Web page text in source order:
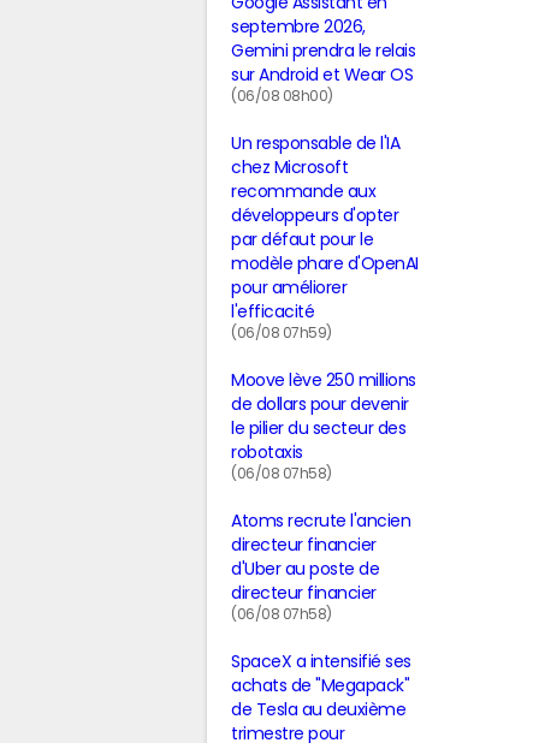
septembre 2026,
Gemini prendra le relais
sur Android et Wear OS
(06/08 08h00)
Un responsable de l'IA
chez Microsoft
recommande aux
développeurs d'opter
par défaut pour le
modèle phare d'OpenAI
pour améliorer
l'efficacité
(06/08 07h59)
Moove lève 250 millions
de dollars pour devenir
le pilier du secteur des
robotaxis
(06/08 07h58)
Atoms recrute l'ancien
directeur financier
d'Uber au poste de
directeur financier
(06/08 07h58)
SpaceX a intensifié ses
achats de "Megapack"
de Tesla au deuxième
trimestre pour